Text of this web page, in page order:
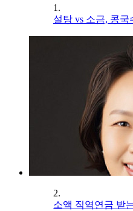
1.
설탕 vs 소금, 콩
2.
소액 직역연금 받